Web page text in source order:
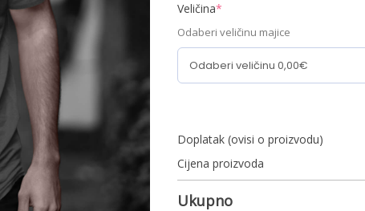
Veličina*
Odaberi veličinu majice
Doplatak (ovisi o proizvodu)
Cijena proizvoda
Ukupno